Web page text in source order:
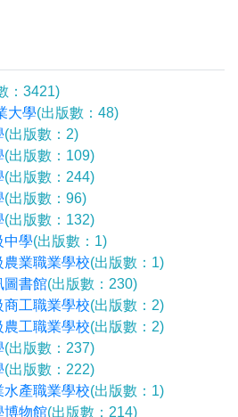
：3421)
大學(出版數：48)
(出版數：2)
(出版數：109)
(出版數：244)
(出版數：96)
(出版數：132)
中學(出版數：1)
農業職業學校(出版數：1)
圖書館(出版數：230)
商工職業學校(出版數：2)
農工職業學校(出版數：2)
(出版數：237)
(出版數：222)
水產職業學校(出版數：1)
博物館(出版數：214)